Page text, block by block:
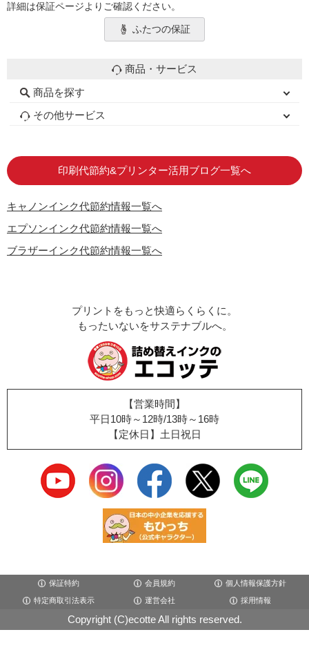
詳細は保証ページよりご確認ください。
ふたつの保証
商品・サービス
商品を探す
初心者用セット
キャノンインク
エプソンインク
ブラザーインク
詰め替えインク
互換インクボトル
互換インクカートリッジ
再生インクカートリッジ
トナーカートリッジ
その他サービス
印刷代節約&プリンター活用ブログ一覧へ
キャノンインク代節約情報一覧へ
エプソンインク代節約情報一覧へ
ブラザーインク代節約情報一覧へ
プリントをもっと快適らくらくに。
もったいないをサステナブルへ。
【営業時間】
平日10時～12時/13時～16時
【定休日】土日祝日
保証特約 会員規約 個人情報保護方針
特定商取引法表示 運営会社 採用情報
Copyright (C)ecotte All rights reserved.